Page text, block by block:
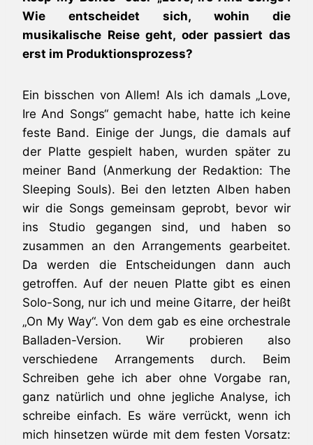
Wie entscheidet sich, wohin die
musikalische Reise geht, oder passiert das
erst im Produktionsprozess?
Ein bisschen von Allem! Als ich damals „Love,
Ire And Songs“ gemacht habe, hatte ich keine
feste Band. Einige der Jungs, die damals auf
der Platte gespielt haben, wurden später zu
meiner Band (Anmerkung der Redaktion: The
Sleeping Souls). Bei den letzten Alben haben
wir die Songs gemeinsam geprobt, bevor wir
ins Studio gegangen sind, und haben so
zusammen an den Arrangements gearbeitet.
Da werden die Entscheidungen dann auch
getroffen. Auf der neuen Platte gibt es einen
Solo-Song, nur ich und meine Gitarre, der heißt
„On My Way“. Von dem gab es eine orchestrale
Balladen-Version. Wir probieren also
verschiedene Arrangements durch. Beim
Schreiben gehe ich aber ohne Vorgabe ran,
ganz natürlich und ohne jegliche Analyse, ich
schreibe einfach. Es wäre verrückt, wenn ich
mich hinsetzen würde mit dem festen Vorsatz: